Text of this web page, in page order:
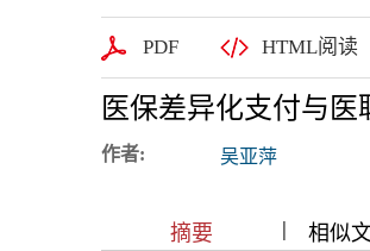
PDF HTML阅读
医保差异化支付与
作者: 吴亚萍
摘要 |||| 相似